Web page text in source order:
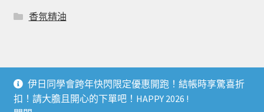
伊日同學會跨年快閃限定優惠開跑！結帳時享驚喜折
扣！請大膽且開心的下單吧！HAPPY 2026 !
香氛精油
© 伊日同學會 YIRI LIVING CLUB 2026
個人資料利用曁隱私權聲明
Built with WooCommerce